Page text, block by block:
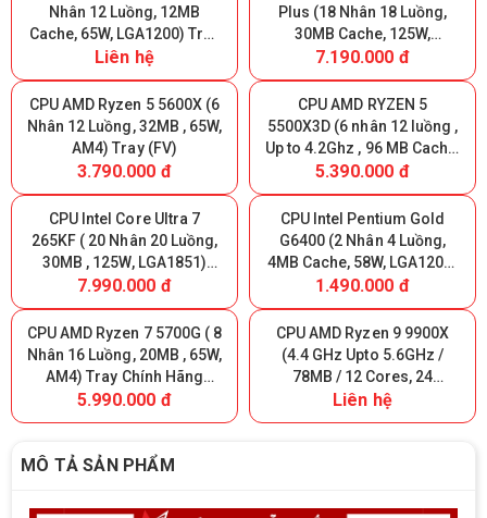
Nhân 12 Luồng, 12MB
Cache, 65W, LGA1200) Tray
(FV)
Liên hệ
Plus (18 Nhân 18 Luồng,
30MB Cache, 125W,
LGA1851) Tray Chính Hãng
7.190.000 đ
CPU AMD Ryzen 5 5600X (6
Nhân 12 Luồng, 32MB , 65W,
AM4) Tray (FV)
3.790.000 đ
CPU AMD RYZEN 5
5500X3D (6 nhân 12 luồng ,
Up to 4.2Ghz , 96 MB Cache,
AM4) Tray New (FV)
5.390.000 đ
CPU Intel Core Ultra 7
265KF ( 20 Nhân 20 Luồng,
30MB , 125W, LGA1851)
Tray New (FV)
7.990.000 đ
CPU Intel Pentium Gold
G6400 (2 Nhân 4 Luồng,
4MB Cache, 58W, LGA1200)
Tray (FV)
1.490.000 đ
CPU AMD Ryzen 7 5700G ( 8
Nhân 16 Luồng, 20MB , 65W,
AM4) Tray Chính Hãng
(MPK)
5.990.000 đ
CPU AMD Ryzen 9 9900X
(4.4 GHz Upto 5.6GHz /
78MB / 12 Cores, 24
Threads / 120W / Socket
AM5) TRAY (FV)
Liên hệ
MÔ TẢ SẢN PHẨM